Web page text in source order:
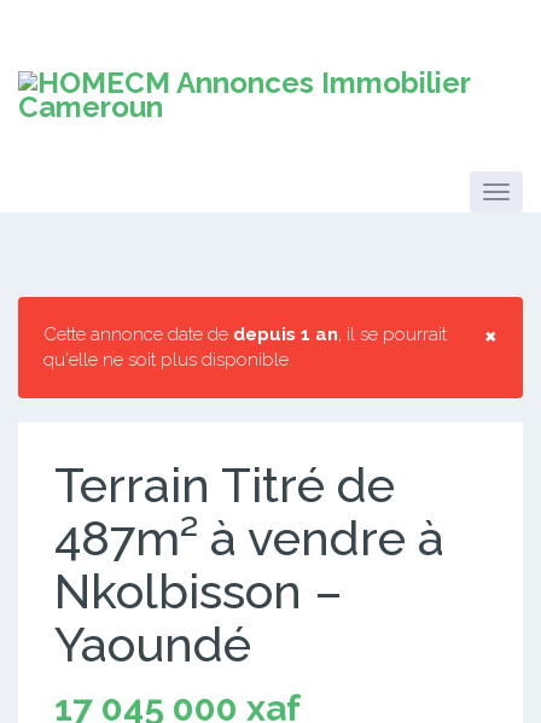
×
Cette annonce date de depuis 1 an, il se pourrait
qu'elle ne soit plus disponible.
Terrain Titré de
487m² à vendre à
Nkolbisson –
Yaoundé
17 045 000 xaf